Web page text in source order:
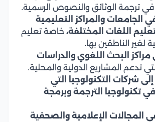
ترجمة الوثائق والنصوص الرسمية.
الجامعات والمراكز التعليمية
اللغات المختلفة، خاصة تعليم
لغير الناطقين بها.
البحث اللغوي والدراسات
تدعم المشاريع الدولية والمحلية.
شركات التكنولوجيا التي
الترجمة وبرمجة
في المجالات الإعلامية والصحفية